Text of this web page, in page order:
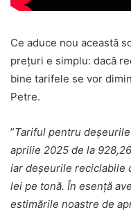
Ce aduce nou această
prețuri e simplu: dacă
bine tarifele se vor
Petre.
”Tariful pentru
aprilie 2025 de la
iar deșeurile reciclabile
lei pe tonă. În esență
estimările noastre de